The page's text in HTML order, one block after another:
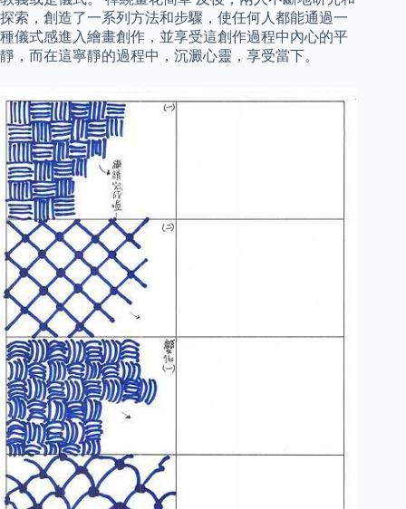
探索，創造了一系列方法和步驟，使任何人都能通過一
種儀式感進入繪畫創作，並享受這創作過程中內心的平
靜，而在這寧靜的過程中，沉澱心靈，享受當下。